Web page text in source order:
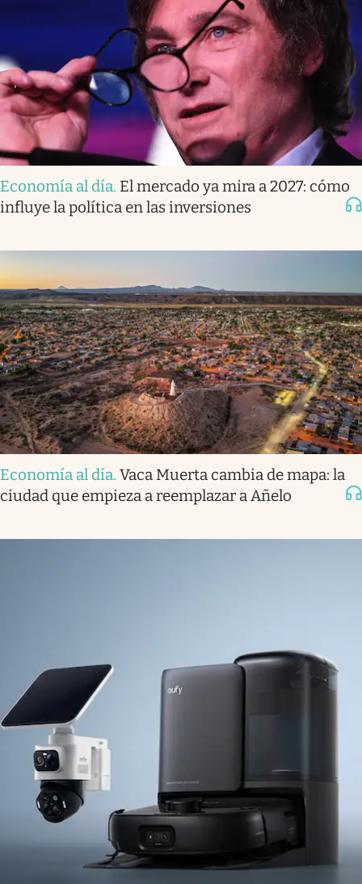
Economía al día. El mercado ya mira a 2027: cómo
influye la política en las inversiones
Economía al día. Vaca Muerta cambia de mapa: la
ciudad que empieza a reemplazar a Añelo